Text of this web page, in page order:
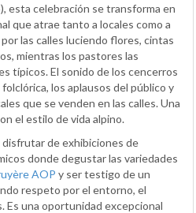
esta celebración se transforma en
que atrae tanto a locales como a
las calles luciendo flores, cintas
mientras los pastores las
típicos. El sonido de los cencerros
los aplausos del público y
que se venden en las calles. Una
el estilo de vida alpino.
de exhibiciones de
donde degustar las variedades
AOP y ser testigo de un
respeto por el entorno, el
Es una oportunidad excepcional